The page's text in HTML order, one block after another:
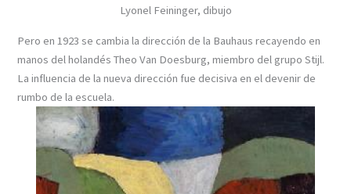
Lyonel Feininger, dibujo
Pero en 1923 se cambia la dirección de la Bauhaus recayendo en
manos del holandés Theo Van Doesburg, miembro del grupo Stijl.
La influencia de la nueva dirección fue decisiva en el devenir de
rumbo de la escuela.